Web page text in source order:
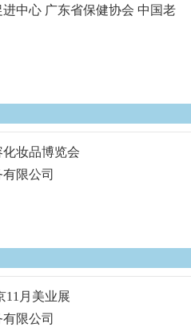
中心 广东省保健协会 中国老
妆品博览会
限公司
11月美业展
限公司